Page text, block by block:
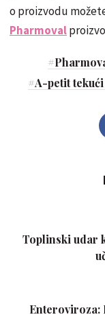
o proizvodu
Pharmoval
#
#A-petit
Toplinski udar
Enteroviroza: